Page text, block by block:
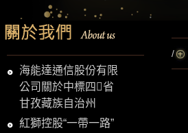
海能達通信股份有限
公司關於中標四省
甘孜藏族自治州
紅獅控股“一帶一路”
/